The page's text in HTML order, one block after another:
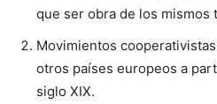
que ser obra de los mismos
Movimientos
otros países europeos a
siglo XIX.